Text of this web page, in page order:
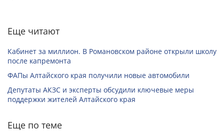
Еще читают
Кабинет за миллион. В Романовском районе открыли школу
после капремонта
ФАПы Алтайского края получили новые автомобили
Депутаты АКЗС и эксперты обсудили ключевые меры
поддержки жителей Алтайского края
Еще по теме